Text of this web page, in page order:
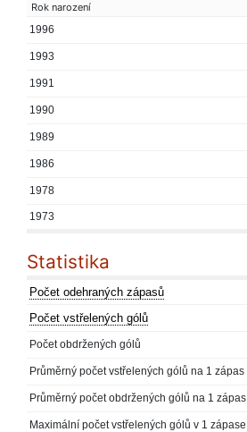
Rok narození
1996
1993
1991
1990
1989
1986
1978
1973
Statistika
Počet odehraných zápasů
Počet vstřelených gólů
Počet obdržených gólů
Průměrný počet vstřelených gólů na 1 zápas
Průměrný počet obdržených gólů na 1 zápas
Maximální počet vstřelených gólů v 1 zápase